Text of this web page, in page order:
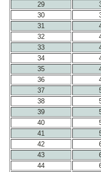
29
30
31
32
33
34
35
36
37
38
39
40
41
42
43
44